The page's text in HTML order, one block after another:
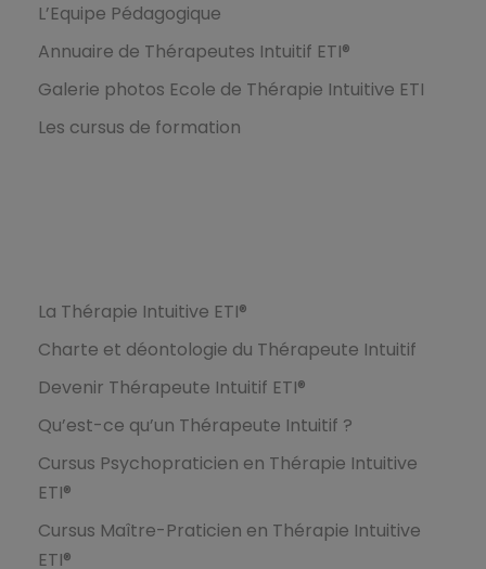
L’Equipe Pédagogique
Annuaire de Thérapeutes Intuitif ETI®
Galerie photos Ecole de Thérapie Intuitive ETI
Les cursus de formation
La Thérapie Intuitive ETI®
Charte et déontologie du Thérapeute Intuitif
Devenir Thérapeute Intuitif ETI®
Qu’est-ce qu’un Thérapeute Intuitif ?
Cursus Psychopraticien en Thérapie Intuitive
ETI®
Cursus Maître-Praticien en Thérapie Intuitive
ETI®